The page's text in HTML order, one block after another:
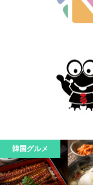
韓国グルメ